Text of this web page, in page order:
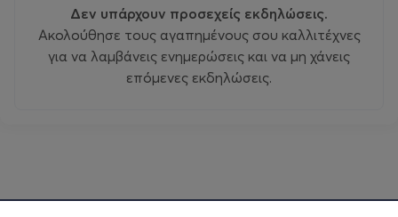
Δεν υπάρχουν προσεχείς εκδηλώσεις.
Ακολούθησε τους αγαπημένους σου καλλιτέχνες
για να λαμβάνεις ενημερώσεις και να μη χάνεις
επόμενες εκδηλώσεις.